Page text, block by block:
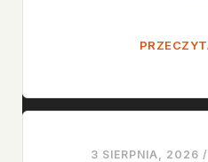
3 SIERPNIA, 2026 /